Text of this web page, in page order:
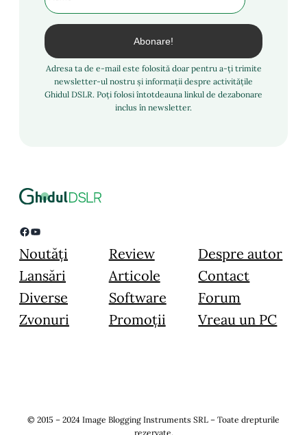
Adresa ta de e-mail este folosită doar pentru a-ți trimite
newsletter-ul nostru și informații despre activitățile
Ghidul DSLR. Poți folosi întotdeauna linkul de dezabonare
inclus în newsletter.
Facebook YouTube
Noutăți
Lansări
Diverse
Zvonuri
Review
Articole
Software
Promoții
Despre autor
Contact
Forum
Vreau un PC
© 2015 – 2024 Image Blogging Instruments SRL – Toate drepturile
rezervate.